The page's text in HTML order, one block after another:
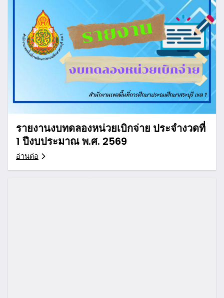
รายงานงบทดลองหน่วยเบิกจ่าย ประจำงวดที่
1 ปีงบประมาณ พ.ศ. 2569
อ่านต่อ